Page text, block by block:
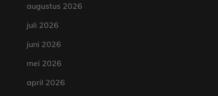
augustus 2026
juli 2026
juni 2026
mei 2026
april 2026